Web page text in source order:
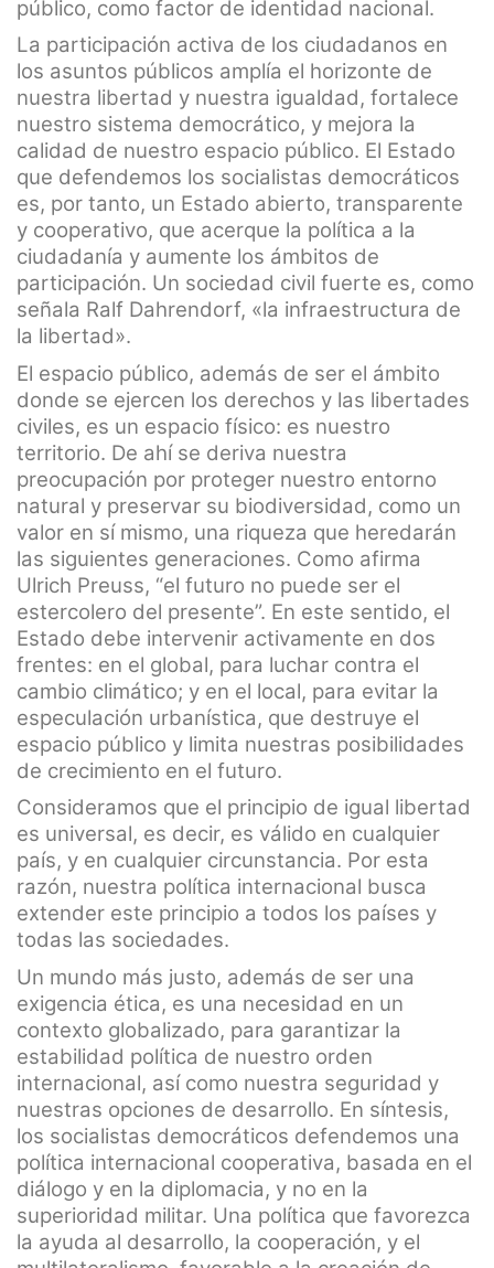
público, como factor de identidad nacional.
La participación activa de los ciudadanos en
los asuntos públicos amplía el horizonte de
nuestra libertad y nuestra igualdad, fortalece
nuestro sistema democrático, y mejora la
calidad de nuestro espacio público. El Estado
que defendemos los socialistas democráticos
es, por tanto, un Estado abierto, transparente
y cooperativo, que acerque la política a la
ciudadanía y aumente los ámbitos de
participación. Un sociedad civil fuerte es, como
señala Ralf Dahrendorf, «la infraestructura de
la libertad».
El espacio público, además de ser el ámbito
donde se ejercen los derechos y las libertades
civiles, es un espacio físico: es nuestro
territorio. De ahí se deriva nuestra
preocupación por proteger nuestro entorno
natural y preservar su biodiversidad, como un
valor en sí mismo, una riqueza que heredarán
las siguientes generaciones. Como afirma
Ulrich Preuss, “el futuro no puede ser el
estercolero del presente”. En este sentido, el
Estado debe intervenir activamente en dos
frentes: en el global, para luchar contra el
cambio climático; y en el local, para evitar la
especulación urbanística, que destruye el
espacio público y limita nuestras posibilidades
de crecimiento en el futuro.
Consideramos que el principio de igual libertad
es universal, es decir, es válido en cualquier
país, y en cualquier circunstancia. Por esta
razón, nuestra política internacional busca
extender este principio a todos los países y
todas las sociedades.
Un mundo más justo, además de ser una
exigencia ética, es una necesidad en un
contexto globalizado, para garantizar la
estabilidad política de nuestro orden
internacional, así como nuestra seguridad y
nuestras opciones de desarrollo. En síntesis,
los socialistas democráticos defendemos una
política internacional cooperativa, basada en el
diálogo y en la diplomacia, y no en la
superioridad militar. Una política que favorezca
la ayuda al desarrollo, la cooperación, y el